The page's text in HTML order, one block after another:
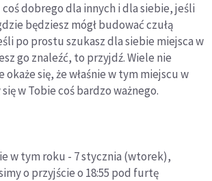
dobrego dla innych i dla siebie, jeśli
będziesz mógł budować czułą
po prostu szukasz dla siebie miejsca w
go znaleźć, to przyjdź. Wiele nie
okaże się, że właśnie w tym miejscu w
w Tobie coś bardzo ważnego.
w tym roku - 7 stycznia (wtorek),
o przyjście o 18:55 pod furtę